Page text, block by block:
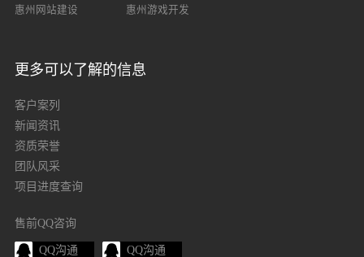
惠州网站建设
惠州游戏开发
更多可以了解的信息
客户案列
新闻资讯
资质荣誉
团队风采
项目进度查询
售前QQ咨询
QQ沟通 QQ沟通